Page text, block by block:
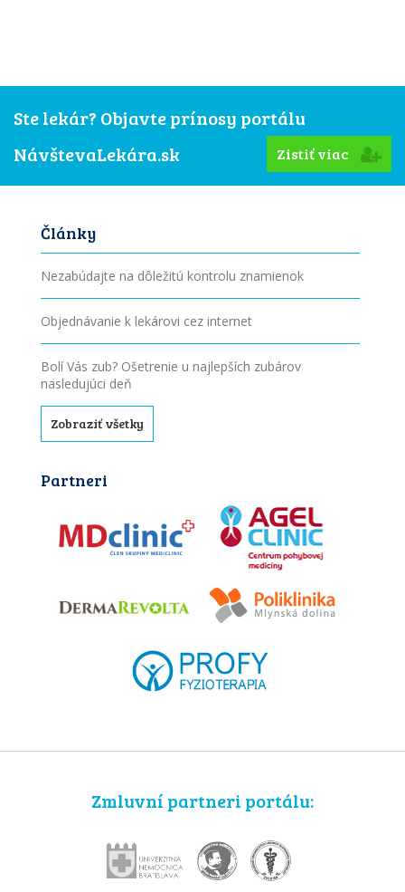
Ste lekár? Objavte prínosy portálu
NávštevaLekára.sk
Zistiť viac
Články
Nezabúdajte na dôležitú kontrolu znamienok
Objednávanie k lekárovi cez internet
Bolí Vás zub? Ošetrenie u najlepších zubárov
nasledujúci deň
Zobraziť všetky
Partneri
Zmluvní partneri portálu: